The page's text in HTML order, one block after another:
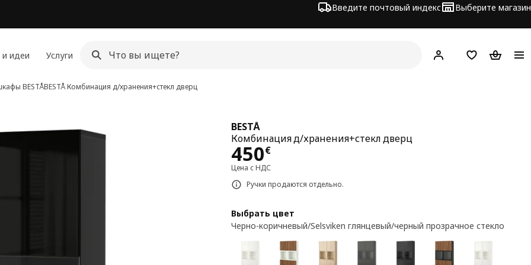
Введите почтовый индекс Выберите магазин
идеи Услуги Hej! ВойтиСписокКорзина
BESTÅBESTÅКомбинация д/хранения+стекл дверц
BESTÅ
Комбинация д/хранения+стекл дверц
450€
Цена 450€
Цена с НДС
Ручки продаются отдельно.
Выбрать цвет
Черно-коричневый/Selsviken глянцевый/черный прозрачное стекло